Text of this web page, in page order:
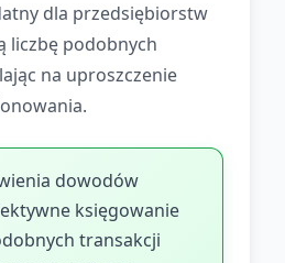
dla przedsiębiorstw
liczbę podobnych
na uproszczenie
dowodów
księgowanie
transakcji